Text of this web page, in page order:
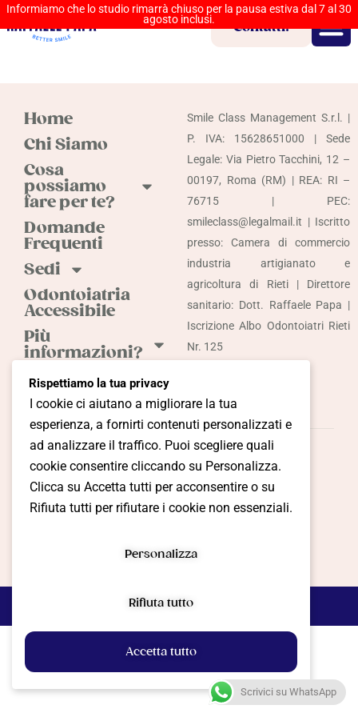
Informiamo che lo studio rimarrà chiuso per la pausa estiva dal 7 al 30
agosto inclusi.
Contatti!
Home
Chi Siamo
Cosa
possiamo
fare per te?
Domande
Frequenti
Sedi
Odontoiatria
Accessibile
Più
informazioni?
Smile Class Management S.r.l. |
P. IVA: 15628651000 | Sede
Legale: Via Pietro Tacchini, 12 –
00197, Roma (RM) | REA: RI –
76715 | PEC:
smileclass@legalmail.it | Iscritto
presso: Camera di commercio
industria artigianato e
agricoltura di Rieti | Direttore
sanitario: Dott. Raffaele Papa |
Iscrizione Albo Odontoiatri Rieti
Nr. 125
Cookie Policy Privacy Policy
Termini e Condizioni Gestione Preferenze
Realizzato con il da
Rispettiamo la tua privacy
I cookie ci aiutano a migliorare la tua
esperienza, a fornirti contenuti personalizzati e
ad analizzare il traffico. Puoi scegliere quali
cookie consentire cliccando su Personalizza.
Clicca su Accetta tutti per acconsentire o su
Rifiuta tutti per rifiutare i cookie non essenziali.
Personalizza
Rifiuta tutto
Accetta tutto
Scrivici su WhatsApp